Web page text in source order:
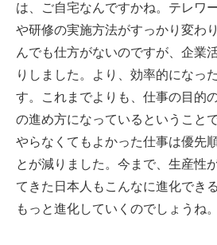
は、ご自宅なんですかね。テレワ
や研修の実施方法がすっかり変わ
んでも仕方がないのですが、企業
りしました。より、効率的になっ
す。これまでよりも、仕事の目的
の進め方になっているということ
やらなくてもよかった仕事は優先
とが減りました。今まで、生産性
てきた日本人もこんなに進化でき
もっと進化していくのでしょうね。